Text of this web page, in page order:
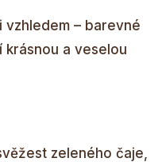
vzhledem – barevné
a veselou
zeleného čaje,